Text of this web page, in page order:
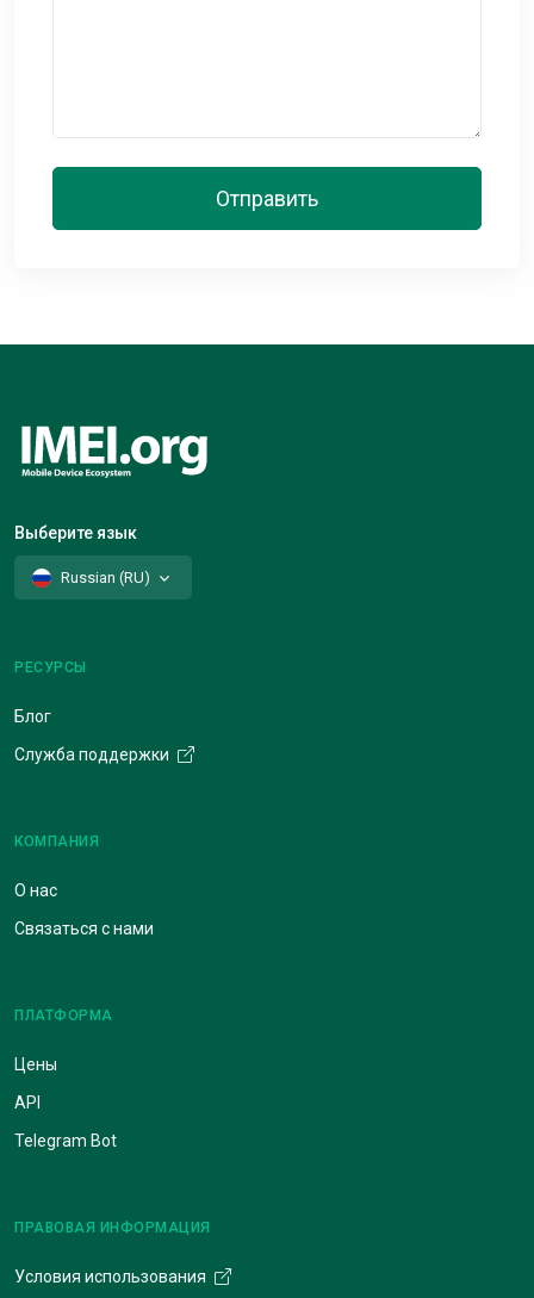
Отправить
Выберите язык
Russian (RU)
РЕСУРСЫ
Блог
Служба поддержки
КОМПАНИЯ
О нас
Связаться с нами
ПЛАТФОРМА
Цены
API
Telegram Bot
ПРАВОВАЯ ИНФОРМАЦИЯ
Условия использования